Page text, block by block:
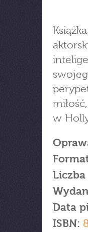
w
Data
ISBN: